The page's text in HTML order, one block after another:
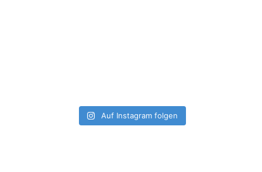
Auf Instagram folgen